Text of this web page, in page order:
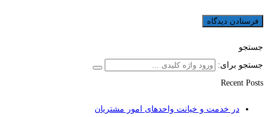
جستجو
جستجو برای:
Recent Posts
در خدمت و خیانت واحدهای امور مشتریان